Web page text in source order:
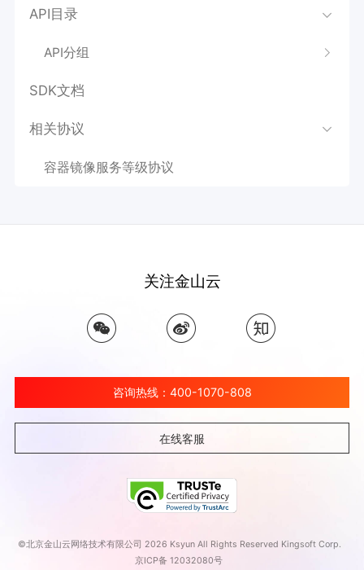
API目录
API分组
SDK文档
相关协议
容器镜像服务等级协议
关注金山云
咨询热线：400-1070-808
在线客服
©北京金山云网络技术有限公司 2026 Ksyun All Rights Reserved Kingsoft Corp.
京ICP备 12032080号